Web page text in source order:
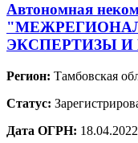
Автономная
ЭКСПЕРТИЗЫ
Регион: Тамбовская
Статус:
Дата ОГРН: 18.04.2022